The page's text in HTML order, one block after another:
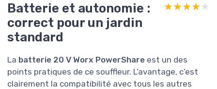
Batterie et autonomie :
correct pour un jardin
standard
★★★★★
★★★★★
La batterie 20 V Worx PowerShare est un des
points pratiques de ce souffleur. L’avantage, c’est
clairement la compatibilité avec tous les autres